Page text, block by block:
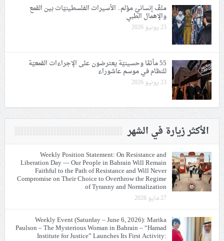
ملفّ إنسانيّ مؤلم.. الأسيرات الفلسطينيّات بين القمع
والإهمال الطبي
23 يونيو 2026
55 مأتمًا وحسينيّة يعترضون على الإجراءات القمعيّة
للنظام في موسم عاشوراء
23 يونيو 2026
الأكثر زيارة في الشهر
Weekly Position Statement: On Resistance and
Liberation Day — Our People in Bahrain Will Remain
Faithful to the Path of Resistance and Will Never
Compromise on Their Choice to Overthrow the Regime
of Tyranny and Normalization
27 مايو 2026
Weekly Event (Saturday – June 6, 2026): Marika
Paulson – The Mysterious Woman in Bahrain – “Hamad
Institute for Justice” Launches Its First Activity: